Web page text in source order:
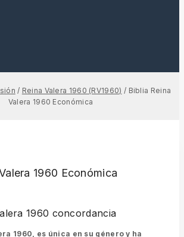
/ Reina Valera 1960 (RV1960) / Biblia Reina
Valera 1960 Económica
1960 Económica
1960 concordancia
1960, es única en su género y ha